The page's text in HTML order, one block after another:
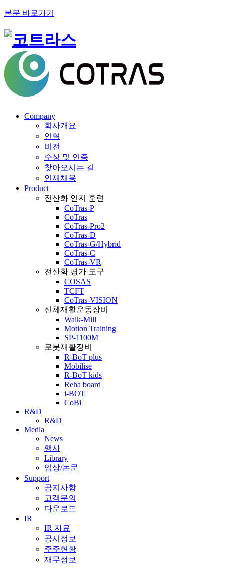
본문 바로가기
Company
회사개요
연혁
비전
수상 및 인증
찾아오시는 길
인재채용
Product
전산화 인지 훈련
CoTras-P
CoTras
CoTras-Pro2
CoTras-D
CoTras-G/Hybrid
CoTras-C
CoTras-VR
전산화 평가 도구
COSAS
TCFT
CoTras-VISION
신체재활운동장비
Walk-Mill
Motion Training
SP-1100M
로봇재활장비
R-BoT plus
Mobilise
R-BoT kids
Reha board
i-BOT
CoBi
R&D
R&D
Media
News
행사
Library
임상/논문
Support
공지사항
고객문의
다운로드
IR
IR 자료
공시정보
주주현황
재무정보